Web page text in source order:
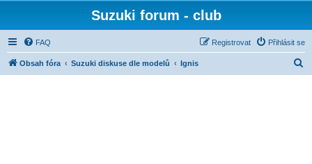
Suzuki forum - club
FAQ Přihlásit se
Registrovat
Obsah fóra Suzuki diskuse dle modelů Ignis